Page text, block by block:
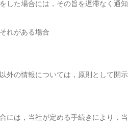
た場合には，その旨を遅滞なく通
れがある場合
の情報については，原則として開示
は，当社が定める手続きにより，